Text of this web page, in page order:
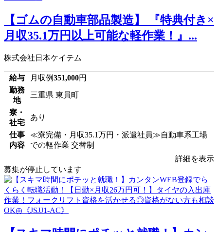
【ゴムの自動車部品製造】 『特典付き×
月収35.1万円以上可能な軽作業！』...
株式会社日本ケイテム
給与 月収例351,000円
勤務
地
三重県 東員町
寮・
社宅
あり
仕事
内容
≪寮完備・月収35.1万円・派遣社員≫自動車系工場
での軽作業 交替制
詳細を表示
募集が停止しています